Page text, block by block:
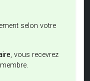
selon votre
, vous recevrez